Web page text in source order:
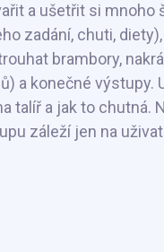
a ušetřit si
zadání, chuti,
brambory,
a konečné
talíř a jak to chutná.
záleží jen na